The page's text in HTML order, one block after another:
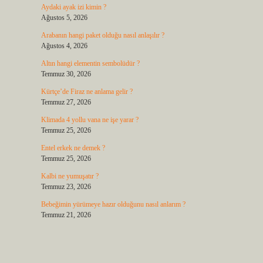
Aydaki ayak izi kimin ?
Ağustos 5, 2026
Arabanın hangi paket olduğu nasıl anlaşılır ?
Ağustos 4, 2026
Altın hangi elementin sembolüdür ?
Temmuz 30, 2026
Kürtçe’de Firaz ne anlama gelir ?
Temmuz 27, 2026
Klimada 4 yollu vana ne işe yarar ?
Temmuz 25, 2026
Entel erkek ne demek ?
Temmuz 25, 2026
Kalbi ne yumuşatır ?
Temmuz 23, 2026
Bebeğimin yürümeye hazır olduğunu nasıl anlarım ?
Temmuz 21, 2026